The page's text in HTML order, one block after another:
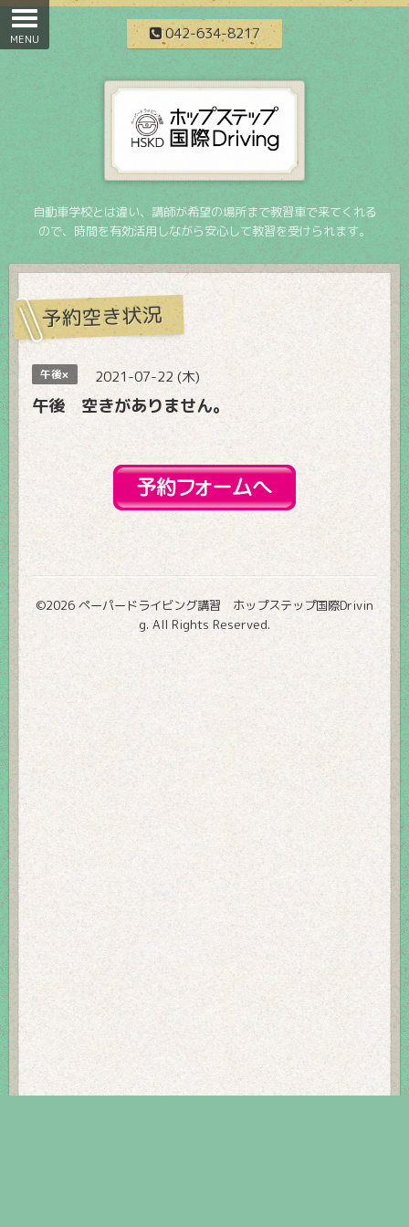
042-634-8217
自動車学校とは違い、講師が希望の場所まで教習車で来てくれる
ので、時間を有効活用しながら安心して教習を受けられます。
予約空き状況
午後× 2021-07-22 (木)
午後 空きがありません。
©2026 ペーパードライビング講習 ホップステップ国際Drivin
g. All Rights Reserved.